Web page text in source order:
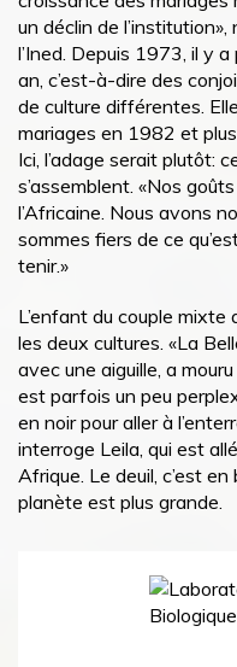
un déclin de
l’Ined. Depuis 1973, il y
an, c’est-à-dire des
de culture différentes.
mariages en 1982 et
Ici, l’adage serait plutôt:
s’assemblent. «Nos
l’Africaine. Nous avons
sommes fiers de ce
tenir.»
L’enfant du couple mixte
les deux cultures. «La
avec une aiguille, a
est parfois un peu
en noir pour aller à
interroge Leila, qui est
Afrique. Le deuil, c’est
planète est plus grande.